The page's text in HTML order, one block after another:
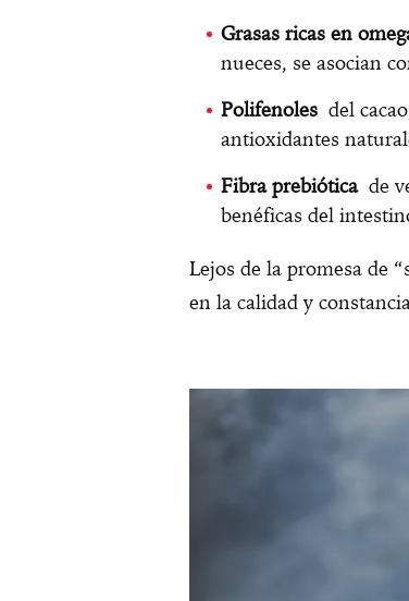
Grasas ricas en
nueces, se asocian
Polifenoles del
antioxidantes
Fibra prebióticade
benéficas del
Lejos de la promesa de
en la calidad y